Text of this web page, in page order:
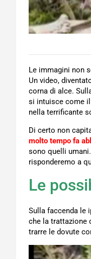
Le immagini non
Un video,
corna di alce.
si intuisce come
nella terrificante
Di certo non
molto tempo fa
sono quelli
risponderemo a
Le
Sulla faccenda le
che la trattazione
trarre le dovute